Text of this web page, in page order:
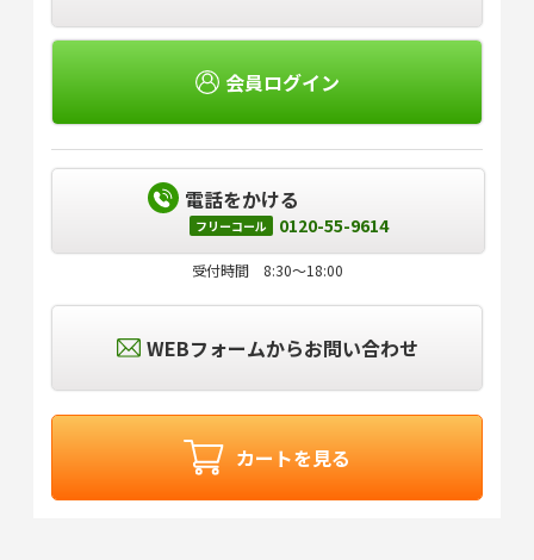
WEBフォームからお問い合わせ
電話をかける
フリーコール 0120-55-9614
受付時間 8:30～18:00
会員ログイン
カートを見る